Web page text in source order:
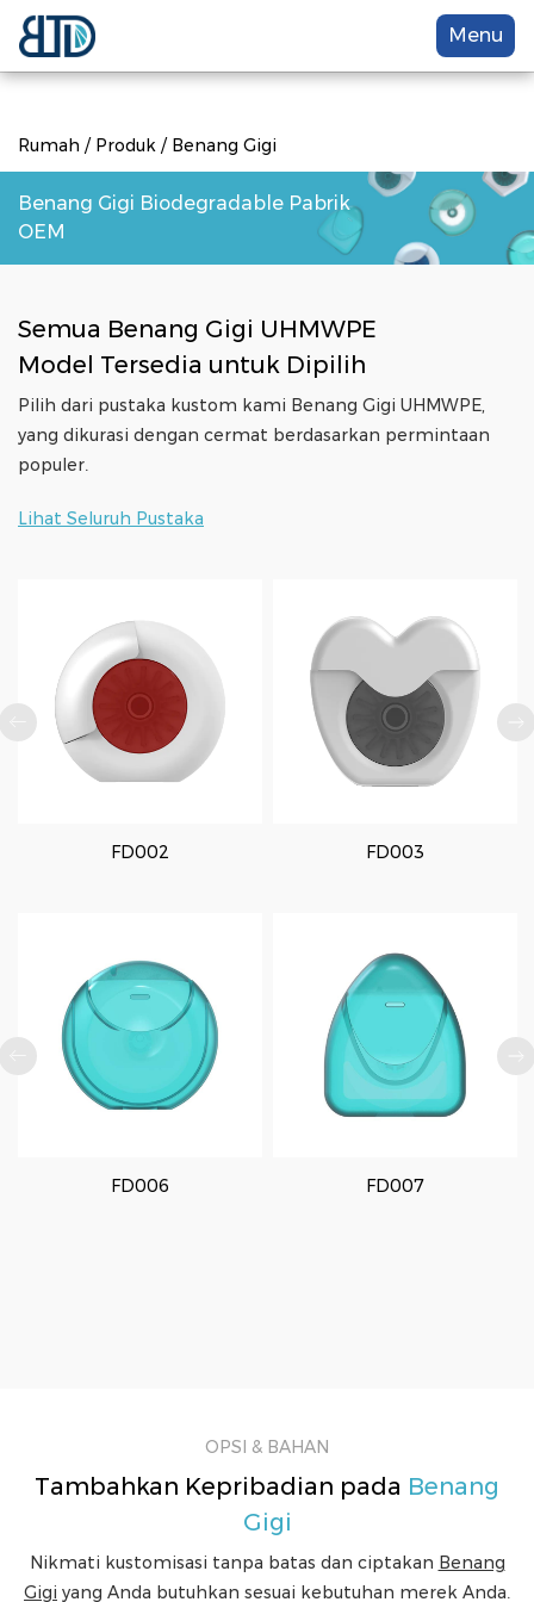
Menu
Rumah / Produk / Benang Gigi
Benang Gigi Biodegradable Pabrik
OEM
Semua Benang Gigi UHMWPE
Model Tersedia untuk Dipilih
Pilih dari pustaka kustom kami Benang Gigi UHMWPE,
yang dikurasi dengan cermat berdasarkan permintaan
populer.
Lihat Seluruh Pustaka
FD002 FD003
FD006 FD007
OPSI & BAHAN
Tambahkan Kepribadian pada Benang
Gigi
Nikmati kustomisasi tanpa batas dan ciptakan Benang
Gigi yang Anda butuhkan sesuai kebutuhan merek Anda.